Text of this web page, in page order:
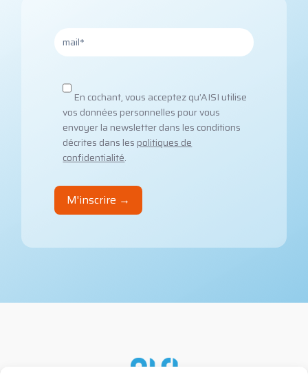
En cochant, vous acceptez qu’AISI utilise
vos données personnelles pour vous
envoyer la newsletter dans les conditions
décrites dans les politiques de
confidentialité.